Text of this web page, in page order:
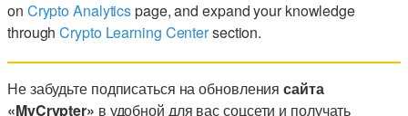
on Crypto Analyticspage, and expand your knowledge
throughCrypto Learning Centersection.
Не забудьте подписаться на обновлениясайта
«MyCrypter» в удобной для вас соцсети и получать